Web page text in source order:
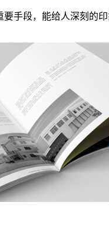
手段，能给人深刻的